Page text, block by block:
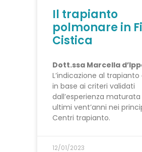
Il trapianto
polmonare in
Cistica
Dott.ssa Marcella
L’indicazione al
in base ai criteri validati
dall’esperienza maturata
ultimi vent’anni nei
Centri trapianto.
12/01/2023